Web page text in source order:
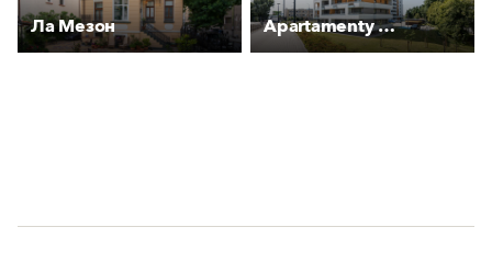
Ла Мезон Apartamenty VIP